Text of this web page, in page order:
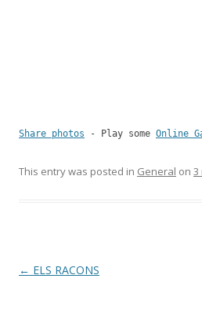
Share photos - Play some Online
This entry was posted in General on 3
Post
← ELS RACONS